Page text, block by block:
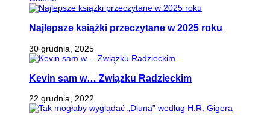
Najlepsze książki przeczytane w 2025 roku
30 grudnia, 2025
Kevin sam w… Związku Radzieckim
22 grudnia, 2022